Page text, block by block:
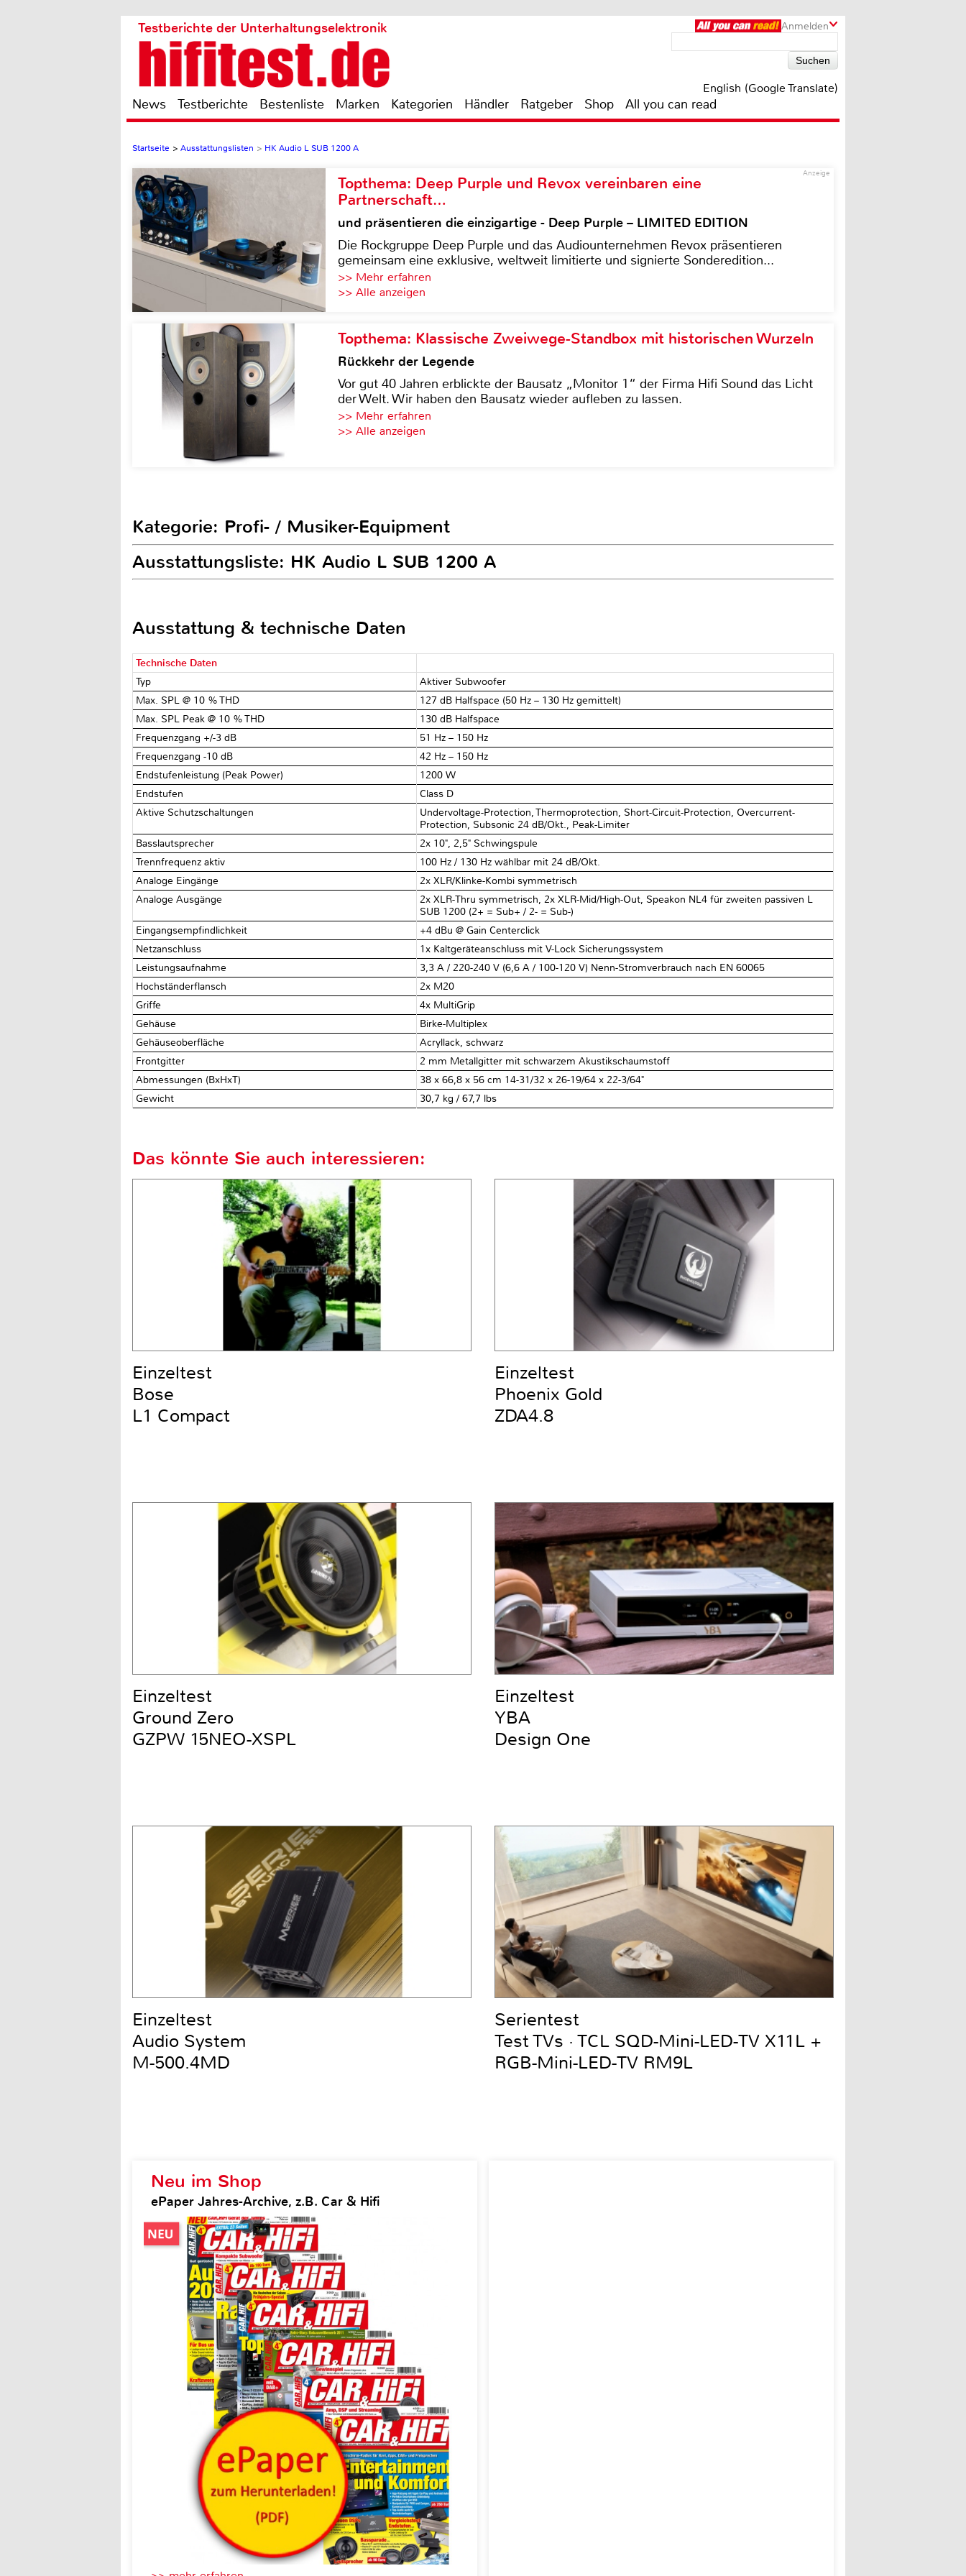
Anmelden
Testberichte der Unterhaltungselektronik
English (Google Translate)
News Testberichte Bestenliste Marken Kategorien Händler Ratgeber Shop All you can read
Startseite > Ausstattungslisten > HK Audio L SUB 1200 A
Anzeige
Topthema: Deep Purple und Revox vereinbaren eine
Partnerschaft…
und präsentieren die einzigartige - Deep Purple – LIMITED EDITION
Die Rockgruppe Deep Purple und das Audiounternehmen Revox präsentieren
gemeinsam eine exklusive, weltweit limitierte und signierte Sonderedition...
>> Mehr erfahren
>> Alle anzeigen
Topthema: Klassische Zweiwege-Standbox mit historischen Wurzeln
Rückkehr der Legende
Vor gut 40 Jahren erblickte der Bausatz „Monitor 1“ der Firma Hifi Sound das Licht
der Welt. Wir haben den Bausatz wieder aufleben zu lassen.
>> Mehr erfahren
>> Alle anzeigen
Kategorie: Profi- / Musiker-Equipment
Ausstattungsliste: HK Audio L SUB 1200 A
Ausstattung & technische Daten
Technische Daten
Typ
Aktiver Subwoofer
Max. SPL @ 10 % THD
127 dB Halfspace (50 Hz – 130 Hz gemittelt)
Max. SPL Peak @ 10 % THD
130 dB Halfspace
Frequenzgang +/-3 dB
51 Hz – 150 Hz
Frequenzgang -10 dB
42 Hz – 150 Hz
Endstufenleistung (Peak Power)
1200 W
Endstufen
Class D
Aktive Schutzschaltungen
Undervoltage-Protection, Thermoprotection, Short-Circuit-Protection, Overcurrent-
Protection, Subsonic 24 dB/Okt., Peak-Limiter
Basslautsprecher
2x 10", 2,5" Schwingspule
Trennfrequenz aktiv
100 Hz / 130 Hz wählbar mit 24 dB/Okt.
Analoge Eingänge
2x XLR/Klinke-Kombi symmetrisch
Analoge Ausgänge
2x XLR-Thru symmetrisch, 2x XLR-Mid/High-Out, Speakon NL4 für zweiten passiven L
SUB 1200 (2+ = Sub+ / 2- = Sub-)
Eingangsempfindlichkeit
+4 dBu @ Gain Centerclick
Netzanschluss
1x Kaltgeräteanschluss mit V-Lock Sicherungssystem
Leistungsaufnahme
3,3 A / 220-240 V (6,6 A / 100-120 V) Nenn-Stromverbrauch nach EN 60065
Hochständerflansch
2x M20
Griffe
4x MultiGrip
Gehäuse
Birke-Multiplex
Gehäuseoberfläche
Acryllack, schwarz
Frontgitter
2 mm Metallgitter mit schwarzem Akustikschaumstoff
Abmessungen (BxHxT)
38 x 66,8 x 56 cm 14-31/32 x 26-19/64 x 22-3/64"
Gewicht
30,7 kg / 67,7 lbs
Neu im Shop
ePaper Jahres-Archive, z.B. Car & Hifi
Das könnte Sie auch interessieren:
Einzeltest
Bose
L1 Compact
Einzeltest
Phoenix Gold
ZDA4.8
Einzeltest
Ground Zero
GZPW 15NEO-XSPL
Einzeltest
YBA
Design One
Einzeltest
Audio System
M-500.4MD
Serientest
Test TVs · TCL SQD-Mini-LED-TV X11L +
RGB-Mini-LED-TV RM9L